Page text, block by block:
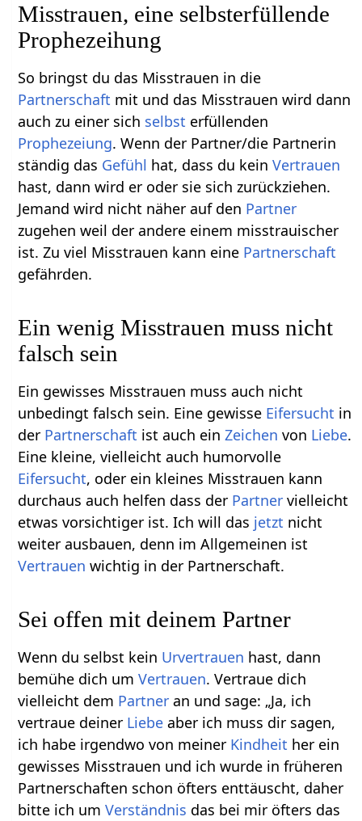
Misstrauen, eine selbsterfüllende
Prophezeihung
So bringst du das Misstrauen in die
Partnerschaft mit und das Misstrauen wird dann
auch zu einer sich selbst erfüllenden
Prophezeiung. Wenn der Partner/die Partnerin
ständig das Gefühl hat, dass du keinVertrauen
hast, dann wird er oder sie sich zurückziehen.
Jemand wird nicht näher auf den Partner
zugehen weil der andere einem misstrauischer
ist. Zu viel Misstrauen kann eine Partnerschaft
gefährden.
Ein wenig Misstrauen muss nicht
falsch sein
Ein gewisses Misstrauen muss auch nicht
unbedingt falsch sein. Eine gewisse Eifersucht in
der Partnerschaft ist auch einZeichen von Liebe.
Eine kleine, vielleicht auch humorvolle
Eifersucht, oder ein kleines Misstrauen kann
durchaus auch helfen dass der Partner vielleicht
etwas vorsichtiger ist. Ich will das jetzt nicht
weiter ausbauen, denn im Allgemeinen ist
Vertrauen wichtig in der Partnerschaft.
Sei offen mit deinem Partner
Wenn du selbst kein Urvertrauen hast, dann
bemühe dich umVertrauen. Vertraue dich
vielleicht dem Partner an und sage: „Ja, ich
vertraue deiner Liebe aber ich muss dir sagen,
ich habe irgendwo von meiner Kindheit her ein
gewisses Misstrauen und ich wurde in früheren
Partnerschaften schon öfters enttäuscht, daher
bitte ich umVerständnis das bei mir öfters das